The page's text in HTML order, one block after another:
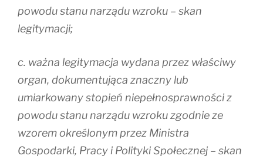
powodu stanu narządu wzroku – skan
legitymacji;
c. ważna legitymacja wydana przez właściwy
organ, dokumentująca znaczny lub
umiarkowany stopień niepełnosprawności z
powodu stanu narządu wzroku zgodnie ze
wzorem określonym przez Ministra
Gospodarki, Pracy i Polityki Społecznej – skan